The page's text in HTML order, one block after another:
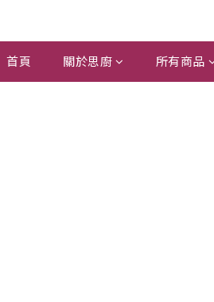
首頁 關於思廚 所有商品